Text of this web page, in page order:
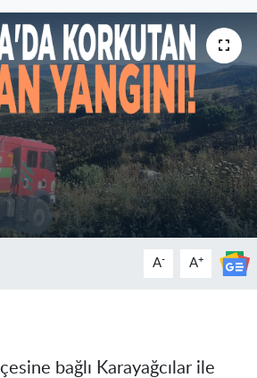
A- A+
bağlı Karayağcılar ile